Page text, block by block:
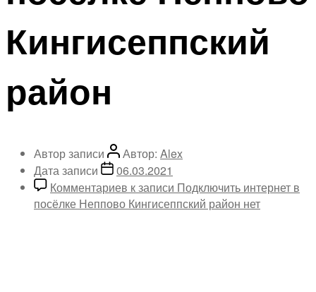
Кингисеппский
район
Автор записи Автор: Alex
Дата записи
06.03.2021
Комментариев к записи Подключить интернет в
посёлке Неппово Кингисеппский район нет